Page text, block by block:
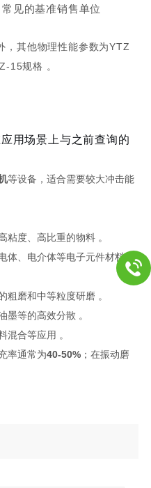
常见的基准销售单位
，其他物理性能参数为YTZ
15规格 。
用场景上与之前查询的
等设备，适合需要较大冲击能
粘度、高比重的物料 。
体、电介体等电子元件材料的
粗磨和中等粒度研磨 。
墨等的高效分散 。
混合等应用 。
率通常为40-50%；在振动磨